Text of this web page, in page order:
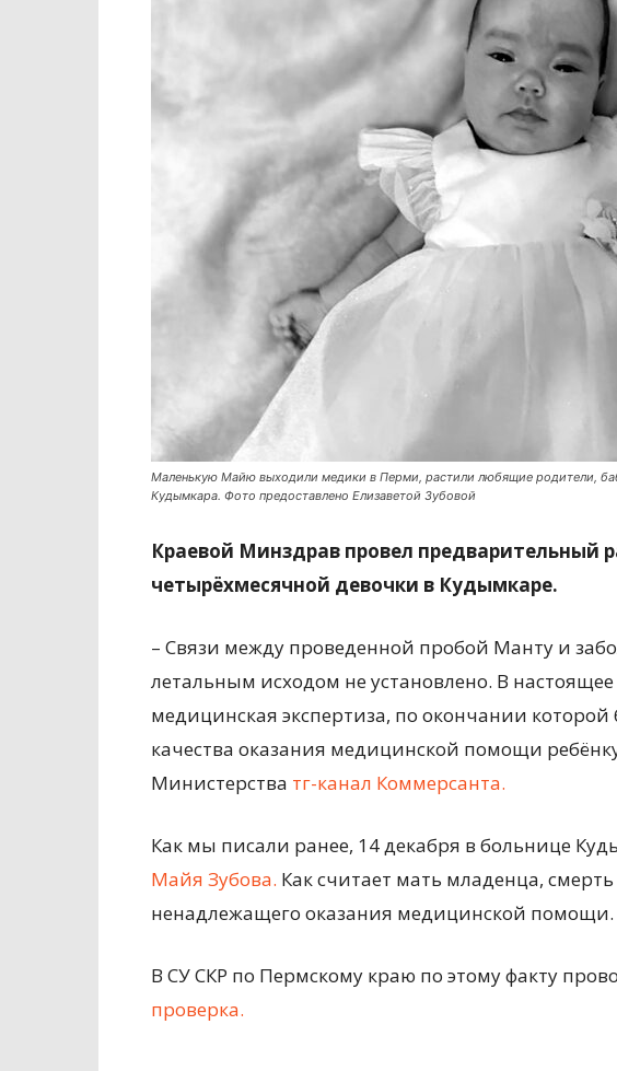
Маленькую Майю выходили медики в Перми, растили любящие родители,
Кудымкара. Фото предоставлено Елизаветой Зубовой
Краевой Минздрав провел предварительный
четырёхмесячной девочки в Кудымкаре.
– Связи между проведенной пробой Манту и
летальным исходом не установлено. В
медицинская экспертиза, по окончании которой
качества оказания медицинской помощи
Министерства тг-канал Коммерсанта.
Как мы писали ранее, 14 декабря в больнице
Майя Зубова. Как считает мать младенца,
ненадлежащего оказания медицинской помощи.
В СУ СКР по Пермскому краю по этому факту
проверка.